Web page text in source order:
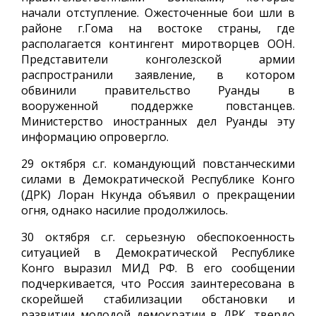
начали отступление. Ожесточенные бои шли в
районе г.Гома на востоке страны, где
располагается контингент миротворцев ООН.
Представители конголезской армии
распространили заявление, в котором
обвинили правительство Руанды в
вооруженной поддержке повстанцев.
Министерство иностранных дел Руанды эту
информацию опровергло.
29 октября с.г. командующий повстанческими
силами в Демократической Республике Конго
(ДРК) Лоран Нкунда объявил о прекращении
огня, однако насилие продолжилось.
30 октября с.г. серьезную обеспокоенность
ситуацией в Демократической Республике
Конго выразил МИД РФ. В его сообщении
подчеркивается, что Россия заинтересована в
скорейшей стабилизации обстановки и